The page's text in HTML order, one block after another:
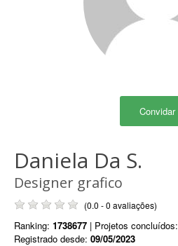
Convidar
Daniela Da S.
Designer grafico
(0.0 - 0 avaliações)
Ranking: 1738677 | Projetos concluídos:
Registrado desde: 09/05/2023